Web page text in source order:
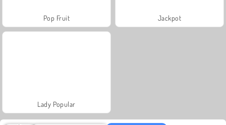
Pop Fruit Jackpot
Lady Popular